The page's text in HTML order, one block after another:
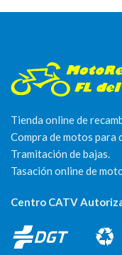
Tienda online de
Compra de motos para
Tramitación de bajas.
Tasación online de
Centro CATV